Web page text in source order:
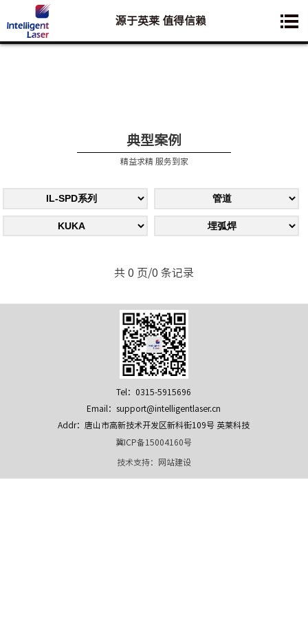
您想要了解的业务是:
源于英莱 值得信赖
典型案例
精益求精 服务到家
共 0 页/0 条记录
Tel：0315-5915696
Email：support@intelligentlaser.cn
Addr：唐山市高新技术开发区新科街109号 英莱科技
冀ICP备15004160号
技术支持： 网站建设